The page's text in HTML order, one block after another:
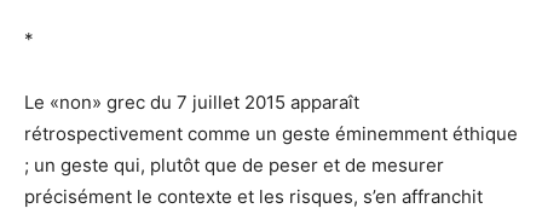
*
Le «non» grec du 7 juillet 2015 apparaît
rétrospectivement comme un geste éminemment éthique
; un geste qui, plutôt que de peser et de mesurer
précisément le contexte et les risques, s’en affranchit